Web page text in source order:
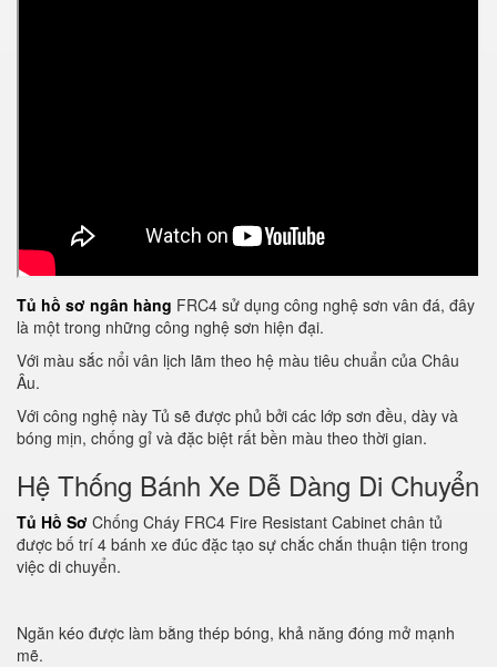
Tủ hồ sơ ngân hàng FRC4 sử dụng công nghệ sơn vân đá, đây
là một trong những công nghệ sơn hiện đại.
Với màu sắc nổi vân lịch lãm theo hệ màu tiêu chuẩn của Châu
Âu.
Với công nghệ này Tủ sẽ được phủ bởi các lớp sơn đều, dày và
bóng mịn, chống gỉ và đặc biệt rất bền màu theo thời gian.
Hệ Thống Bánh Xe Dễ Dàng Di Chuyển
Tủ Hồ Sơ Chống Cháy FRC4 Fire Resistant Cabinet chân tủ
được bố trí 4 bánh xe đúc đặc tạo sự chắc chắn thuận tiện trong
việc di chuyển.
Ngăn kéo được làm bằng thép bóng, khả năng đóng mở mạnh
mẽ.